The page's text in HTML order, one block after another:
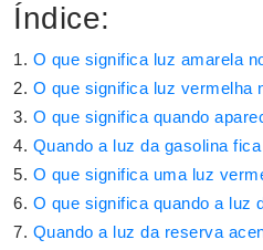
Índice:
O que significa luz amarela
O que significa luz vermelha
O que significa quando
Quando a luz da gasolina
O que significa uma luz
O que significa quando a luz
Quando a luz da reserva